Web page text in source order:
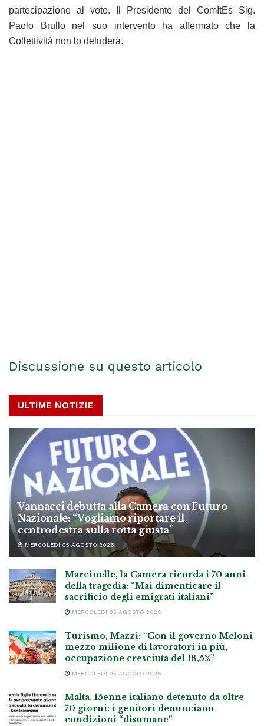
partecipazione al voto. Il Presidente del ComItEs Sig.
Paolo Brullo nel suo intervento ha affermato che la
Collettività non lo deluderà.
Discussione su questo articolo
ULTIME NOTIZIE
Vannacci debutta alla Camera con Futuro
Nazionale: “Vogliamo riportare il
centrodestra sulla rotta giusta”
MERCOLEDÌ 05 AGOSTO 2026
Marcinelle, la Camera ricorda i 70 anni
della tragedia: “Mai dimenticare il
sacrificio degli emigrati italiani”
MERCOLEDÌ 05 AGOSTO 2026
Turismo, Mazzi: “Con il governo Meloni
mezzo milione di lavoratori in più,
occupazione cresciuta del 18,5%”
MERCOLEDÌ 05 AGOSTO 2026
Malta, 15enne italiano detenuto da oltre
70 giorni: i genitori denunciano
condizioni “disumane”